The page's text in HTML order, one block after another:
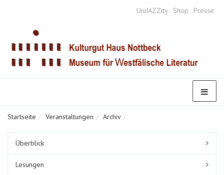
UniJAZZity Shop Presse
Startseite Veranstaltungen Archiv
Bereich
Überblick
Lesungen